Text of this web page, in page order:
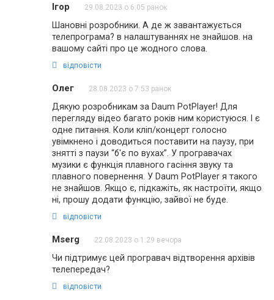
Ігор 29.08.2023 о 6:05 ранок
Шановні розробники. А де ж завантажується
телепрограма? в налаштуваннях не знайшов. на
вашому сайті про це жодного слова.
відповісти
Олег 28.08.2023 о 7:53 ранок
Дякую розробникам за Daum PotPlayer! Для
перегляду відео багато років ним користуюся. І є
одне питання. Коли кліп/концерт голосно
увімкнено і доводиться поставити на паузу, при
знятті з паузи “б'є по вухах”. У програвачах
музики є функція плавного гасіння звуку та
плавного повернення. У Daum PotPlayer я такого
не знайшов. Якщо є, підкажіть, як настроїти, якщо
ні, прошу додати функцію, зайвої не буде.
відповісти
Mserg 22.08.2023 о 1:29 вечора
Чи підтримує цей програвач відтворення архівів
телепередач?
відповісти